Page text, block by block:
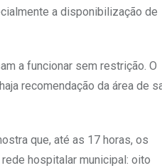
a disponibilização de
a funcionar sem restrição. O
recomendação da área de
que, até as 17 horas, os
hospitalar municipal: oito